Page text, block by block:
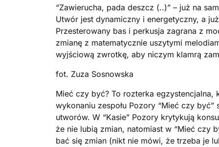
“Zawierucha, pada deszcz (..)” – już na
Utwór jest dynamiczny i energetyczny, a
Przesterowany bas i perkusja zagrana z
zmianę z matematycznie uszytymi
wyjściową zwrotkę, aby niczym klamrą
fot. Zuza Sosnowska
Mieć czy być? To rozterka egzystencjalna,
wykonaniu zespołu Pozory “Mieć czy
utworów. W “Kasie” Pozory krytykują
że nie lubią zmian, natomiast w “Mieć czy
bać się zmian (nikt nie mówi, że trzeba je